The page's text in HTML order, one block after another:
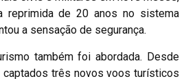
reprimida de 20 anos no sistema
a sensação de segurança.
também foi abordada. Desde
captados três novos voos turísticos